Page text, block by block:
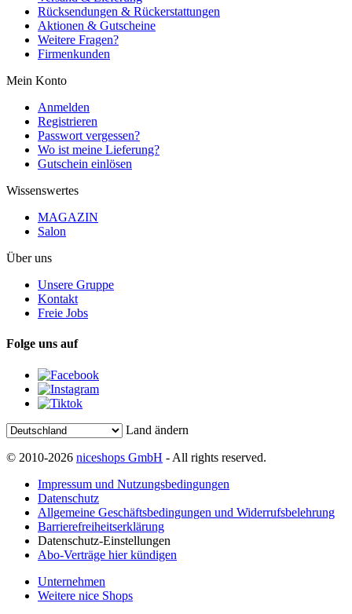
Rücksendungen & Rückerstattungen
Aktionen & Gutscheine
Weitere Fragen?
Firmenkunden
Mein Konto
Anmelden
Registrieren
Passwort vergessen?
Wo ist meine Lieferung?
Gutschein einlösen
Wissenswertes
MAGAZIN
Salon
Über uns
Unsere Gruppe
Kontakt
Freie Jobs
Folge uns auf
Land ändern
© 2010-2026 niceshops GmbH - All rights reserved.
Impressum und Nutzungsbedingungen
Datenschutz
Allgemeine Geschäftsbedingungen und Widerrufsbelehrung
Barrierefreiheitserklärung
Datenschutz-Einstellungen
Abo-Verträge hier kündigen
Unternehmen
Weitere nice Shops